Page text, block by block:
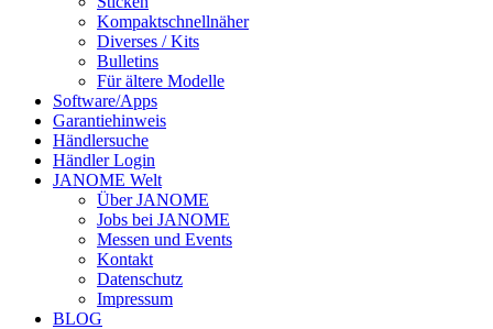
Kompaktschnellnäher
Diverses / Kits
Bulletins
Für ältere Modelle
Software/Apps
Garantiehinweis
Händlersuche
Händler Login
JANOME Welt
Über JANOME
Jobs bei JANOME
Messen und Events
Kontakt
Datenschutz
Impressum
BLOG